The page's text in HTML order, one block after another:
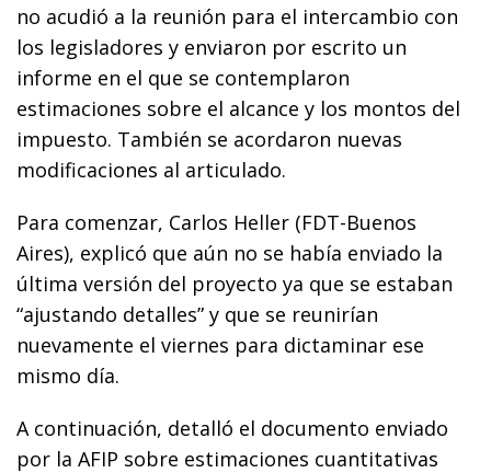
no acudió a la reunión para el intercambio con
los legisladores y enviaron por escrito un
informe en el que se contemplaron
estimaciones sobre el alcance y los montos del
impuesto. También se acordaron nuevas
modificaciones al articulado.
Para comenzar, Carlos Heller (FDT-Buenos
Aires), explicó que aún no se había enviado la
última versión del proyecto ya que se estaban
“ajustando detalles” y que se reunirían
nuevamente el viernes para dictaminar ese
mismo día.
A continuación, detalló el documento enviado
por la AFIP sobre estimaciones cuantitativas